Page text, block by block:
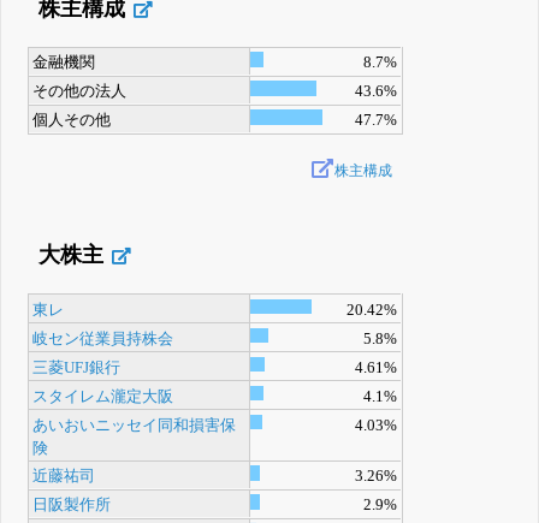
株主構成
金融機関
8.7%
その他の法人
43.6%
個人その他
47.7%
株主構成
大株主
東レ
20.42%
岐セン従業員持株会
5.8%
三菱UFJ銀行
4.61%
スタイレム瀧定大阪
4.1%
あいおいニッセイ同和損害保
険
4.03%
近藤祐司
3.26%
日阪製作所
2.9%